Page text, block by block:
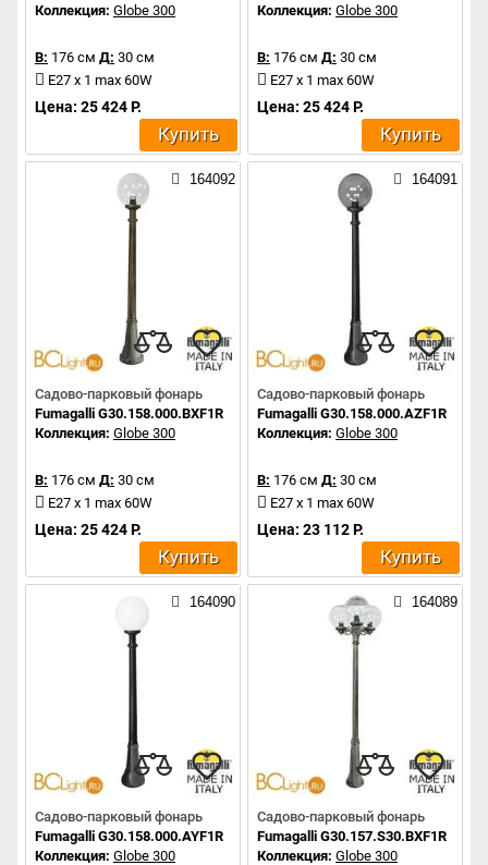
Коллекция: Globe 300
В: 176 см Д: 30 см
E27 x 1 max 60W
Цена: 25 424 Р.
Купить
Коллекция: Globe 300
В: 176 см Д: 30 см
E27 x 1 max 60W
Цена: 25 424 Р.
Купить
164092
Садово-парковый фонарь
Fumagalli G30.158.000.BXF1R
Коллекция: Globe 300
В: 176 см Д: 30 см
E27 x 1 max 60W
Цена: 25 424 Р.
Купить
164091
Садово-парковый фонарь
Fumagalli G30.158.000.AZF1R
Коллекция: Globe 300
В: 176 см Д: 30 см
E27 x 1 max 60W
Цена: 23 112 Р.
Купить
164090
Садово-парковый фонарь
Fumagalli G30.158.000.AYF1R
Коллекция: Globe 300
164089
Садово-парковый фонарь
Fumagalli G30.157.S30.BXF1R
Коллекция: Globe 300